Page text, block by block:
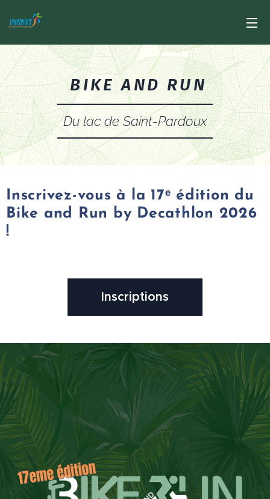
BIKE AND RUN
Du lac de Saint-Pardoux
Inscrivez-vous à la 17ᵉ édition du
Bike and Run by Decathlon 2026
!
Inscriptions